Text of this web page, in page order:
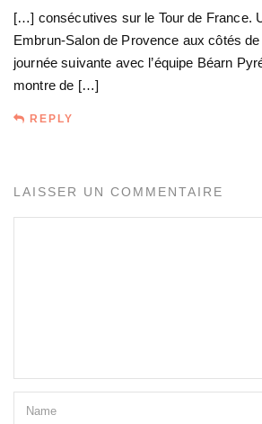
[…] consécutives sur le Tour de France.
Embrun-Salon de Provence aux côtés
journée suivante avec l’équipe Béarn
montre de […]
REPLY
LAISSER UN COMMENTAIRE